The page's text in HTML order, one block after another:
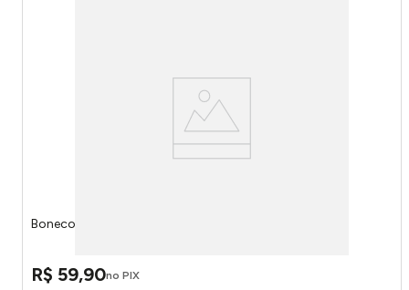
Boneco Rex Estica E Brinca Toy Story 5 61456 - Disney
R$ 59,90no PIX